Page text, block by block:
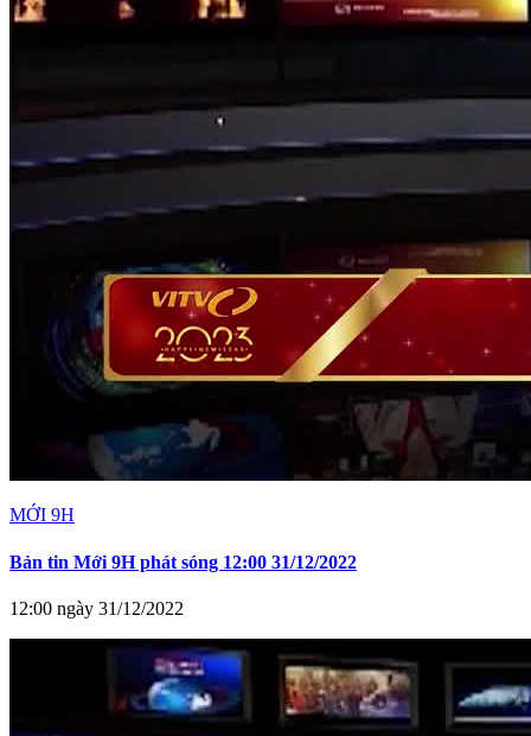
MỚI 9H
Bản tin Mới 9H phát sóng 12:00 31/12/2022
12:00 ngày 31/12/2022